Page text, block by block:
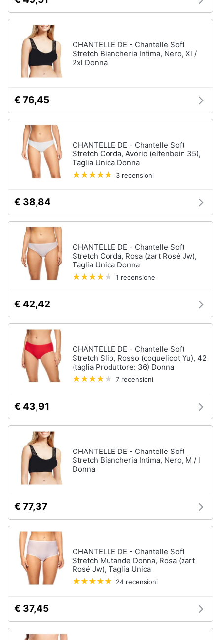
CHANTELLE DE - Chantelle Soft
Stretch Biancheria Intima, Nero, Xl /
2xl Donna
€ 76,45
CHANTELLE DE - Chantelle Soft
Stretch Corda, Avorio (elfenbein 35),
Taglia Unica Donna
3 recensioni
€ 38,84
CHANTELLE DE - Chantelle Soft
Stretch Corda, Rosa (zart Rosé Jw),
Taglia Unica Donna
1 recensione
€ 42,42
CHANTELLE DE - Chantelle Soft
Stretch Slip, Rosso (coquelicot Yu), 42
(taglia Produttore: 36) Donna
7 recensioni
€ 43,91
CHANTELLE DE - Chantelle Soft
Stretch Biancheria Intima, Nero, M / l
Donna
€ 77,37
CHANTELLE DE - Chantelle Soft
Stretch Mutande Donna, Rosa (zart
Rosé Jw), Taglia Unica
24 recensioni
€ 37,45